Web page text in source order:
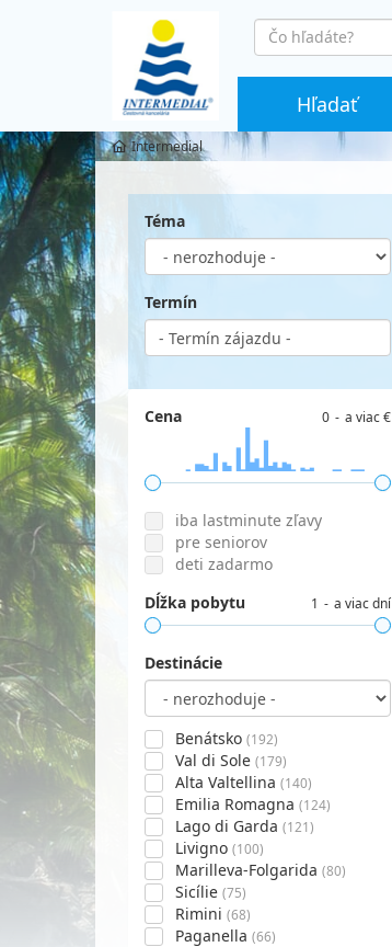
co
hledáte
Hľadať
Intermedial
Téma
Termín
Cena 0 a viac €
iba lastminute zľavy
pre seniorov
deti zadarmo
Dĺžka pobytu
1 a viac dní
Destinácie
Benátsko (192)
Val di Sole (179)
Alta Valtellina (140)
Emilia Romagna (124)
Lago di Garda (121)
Livigno (100)
Marilleva-Folgarida (80)
Sicílie (75)
Rimini (68)
Paganella (66)